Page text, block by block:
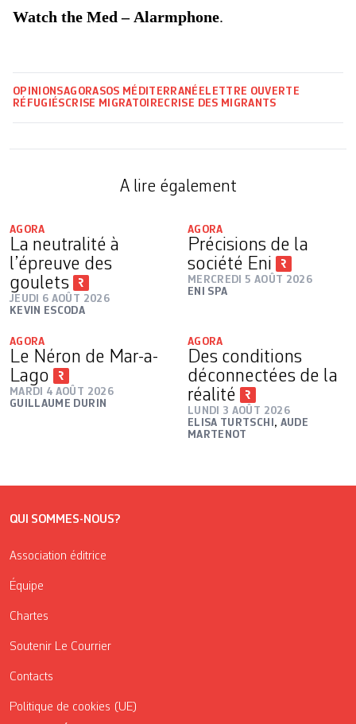
Watch the Med – Alarmphone.
OPINIONSAGORASOS MÉDITERRANÉE LETTRE OUVERTE
RÉFUGIÉSCRISE MIGRATOIRECRISE DES MIGRANTS
A lire également
AGORA
La neutralité à
l’épreuve des
goulets
JEUDI 6 AOÛT 2026
KEVIN ESCODA
AGORA
Précisions de la
société Eni
MERCREDI 5 AOÛT 2026
ENI SPA
AGORA
Le Néron de Mar-a-
Lago
MARDI 4 AOÛT 2026
GUILLAUME DURIN
AGORA
Des conditions
déconnectées de la
réalité
LUNDI 3 AOÛT 2026
ELISA TURTSCHI , AUDE
MARTENOT
QUI SOMMES-NOUS?
Association éditrice
Équipe
Chartes
Soutenir Le Courrier
Contacts
Politique de cookies (UE)